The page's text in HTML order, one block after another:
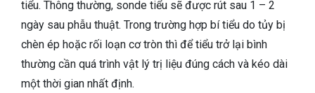
tiểu. Thông thường, sonde tiểu sẽ được rút sau 1 – 2
ngày sau phẫu thuật. Trong trường hợp bí tiểu do tủy bị
chèn ép hoặc rối loạn cơ tròn thì để tiểu trở lại bình
thường cần quá trình vật lý trị liệu đúng cách và kéo dài
một thời gian nhất định.